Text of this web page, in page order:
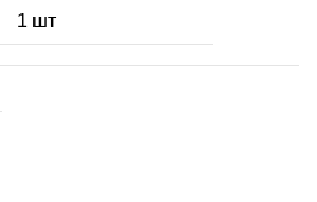
1 шт